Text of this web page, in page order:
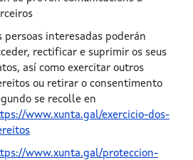
persoas interesadas poderán
rectificar e suprimir os seus
así como exercitar outros
ou retirar o consentimento
se recolle en
www.xunta.gal/exercicio-dos-
www.xunta.gal/proteccion-